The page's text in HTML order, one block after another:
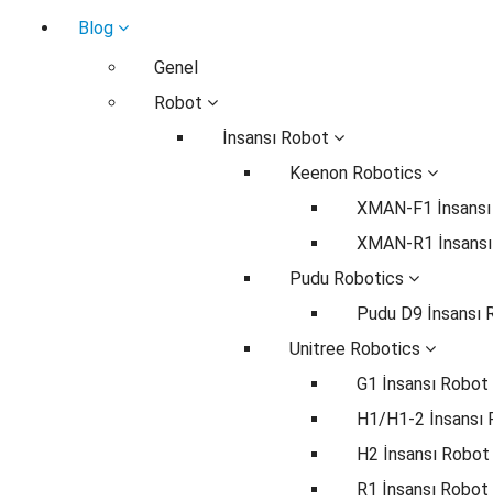
Blog
Genel
Robot
İnsansı Robot
Keenon Robotics
XMAN-F1
XMAN-R1
Pudu Robotics
Pudu D9 İnsansı
Unitree Robotics
G1 İnsansı Robot
H1/H1-2 İnsansı
H2 İnsansı Robot
R1 İnsansı Robot